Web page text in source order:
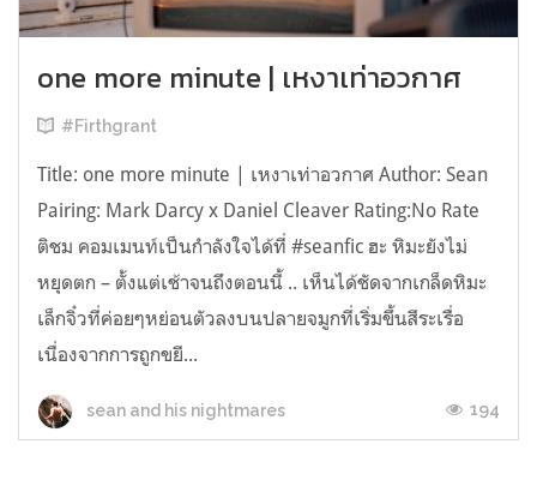
one more minute | เหงาเท่าอวกาศ
#Firthgrant
Title: one more minute | เหงาเท่าอวกาศ Author: Sean
Pairing: Mark Darcy x Daniel Cleaver Rating:No Rate
ติชม คอมเมนท์เป็นกำลังใจได้ที่ #seanfic ฮะ หิมะยังไม่
หยุดตก – ตั้งแต่เช้าจนถึงตอนนี้ .. เห็นได้ชัดจากเกล็ดหิมะ
เล็กจิ๋วที่ค่อยๆหย่อนตัวลงบนปลายจมูกที่เริ่มขึ้นสีระเรื่อ
เนื่องจากการถูกขยี...
sean and his nightmares 194